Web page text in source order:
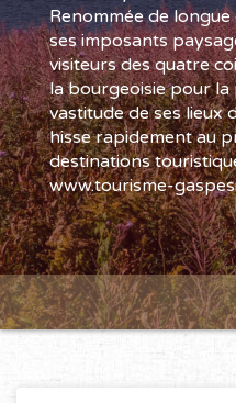
Renommée de
ses imposants
visiteurs des quatre
la bourgeoisie pour la
vastitude de ses lieux
hisse rapidement au
destinations
www.tourisme-